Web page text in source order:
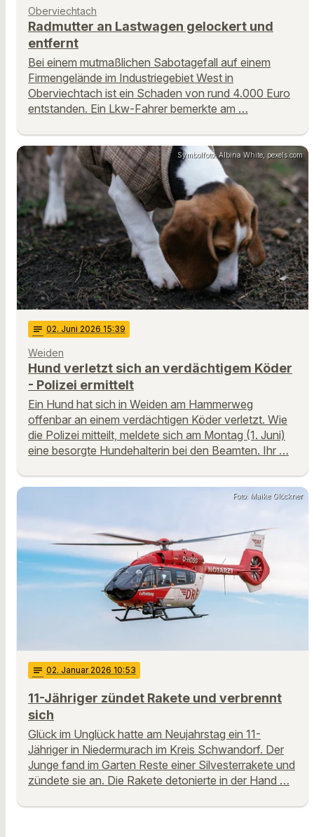
Oberviechtach
Radmutter an Lastwagen gelockert und
entfernt
Bei einem mutmaßlichen Sabotagefall auf einem
Firmengelände im Industriegebiet West in
Oberviechtach ist ein Schaden von rund 4.000 Euro
entstanden. Ein Lkw-Fahrer bemerkte am …
Symbolfoto: Albina White, pexels.com
notes 02. Juni 2026 15:39
Weiden
Hund verletzt sich an verdächtigem Köder
- Polizei ermittelt
Ein Hund hat sich in Weiden am Hammerweg
offenbar an einem verdächtigen Köder verletzt. Wie
die Polizei mitteilt, meldete sich am Montag (1. Juni)
eine besorgte Hundehalterin bei den Beamten. Ihr …
Foto: Maike Glöckner
notes 02. Januar 2026 10:53
11-Jähriger zündet Rakete und verbrennt
sich
Glück im Unglück hatte am Neujahrstag ein 11-
Jähriger in Niedermurach im Kreis Schwandorf. Der
Junge fand im Garten Reste einer Silvesterrakete und
zündete sie an. Die Rakete detonierte in der Hand …